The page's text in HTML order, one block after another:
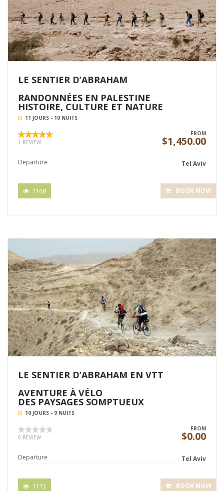
LE SENTIER D’ABRAHAM
RANDONNÉES EN PALESTINE
HISTOIRE, CULTURE ET NATURE
11 JOURS - 10 NUITS
1 REVIEW
FROM
$1,450.00
Departure Tel Aviv
1168 BOOK NOW
LE SENTIER D’ABRAHAM EN VTT
AVENTURE À VÉLO
DES PAYSAGES SOMPTUEUX
10 JOURS - 9 NUITS
0 REVIEW
FROM
$0.00
Departure Tel Aviv
1113 BOOK NOW